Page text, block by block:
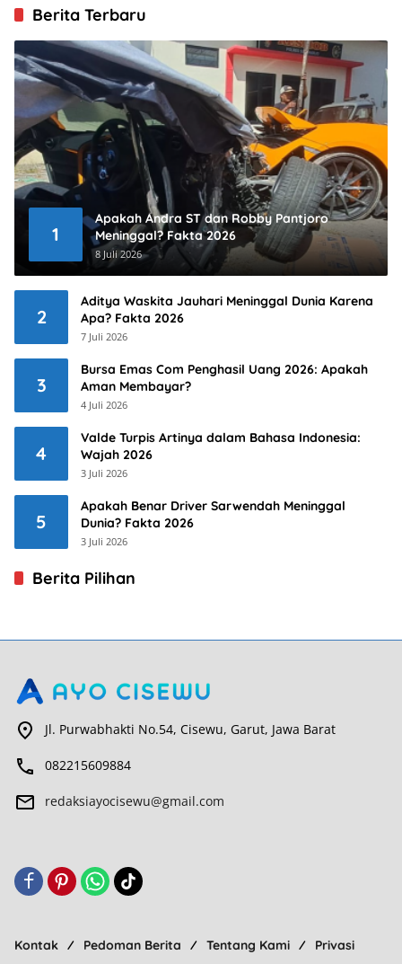
Berita Terbaru
1
Apakah Andra ST dan Robby Pantjoro
Meninggal? Fakta 2026
8 Juli 2026
2
Aditya Waskita Jauhari Meninggal Dunia Karena
Apa? Fakta 2026
7 Juli 2026
3
Bursa Emas Com Penghasil Uang 2026: Apakah
Aman Membayar?
4 Juli 2026
4
Valde Turpis Artinya dalam Bahasa Indonesia:
Wajah 2026
3 Juli 2026
5
Apakah Benar Driver Sarwendah Meninggal
Dunia? Fakta 2026
3 Juli 2026
Berita Pilihan
Jl. Purwabhakti No.54, Cisewu, Garut, Jawa Barat
082215609884
redaksiayocisewu@gmail.com
Kontak Pedoman Berita Tentang Kami Privasi